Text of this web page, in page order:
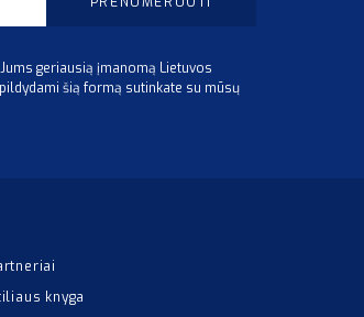
geriausią įmanomą Lietuvos
šią formą sutinkate su mūsų
knyga